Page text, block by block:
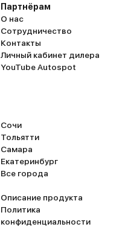
Партнёрам
О нас
Сотрудничество
Контакты
Личный кабинет дилера
YouTube Autospot
Сочи
Тольятти
Самара
Екатеринбург
Все города
Описание продукта
Политика
конфиденциальности